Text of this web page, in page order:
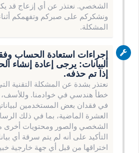
الشخصي. نعتذر عن أي إزعاج قد
ونشكركم على صبركم وتفهمكم
المشكلة.
إجراءات استعادة الحساب
البيانات: يرجى إعادة إنشاء
إذا تم حذفه.
نعتذر بشدة عن المشكلة التقنية
خطأ هندسي في خوادمنا.
في فقدان بعض المستخدمين
العشرة الماضية، بما في ذلك
الشخصي والصور ومحتويات أخرى
التأكيد على أنه لم يتم سرقة أي
اختراقها من قبل أي جهة خارجية